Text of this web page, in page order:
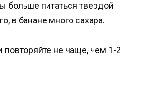
больше питаться твердой
в банане много сахара.
повторяйте не чаще, чем 1-2